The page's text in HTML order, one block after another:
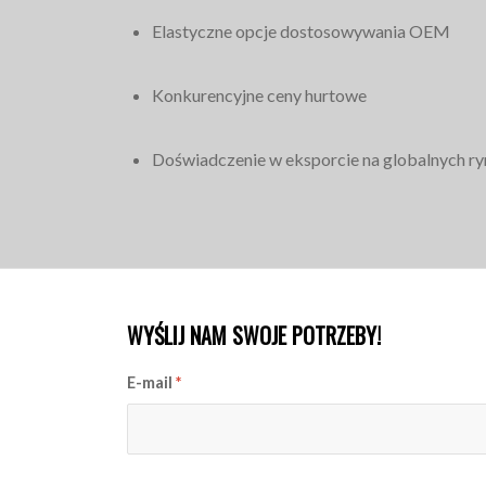
Elastyczne opcje dostosowywania OEM
Konkurencyjne ceny hurtowe
Doświadczenie w eksporcie na globalnych
WYŚLIJ NAM SWOJE POTRZEBY!
E-mail*